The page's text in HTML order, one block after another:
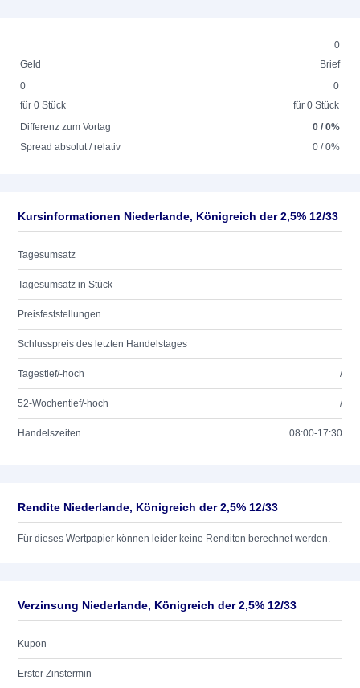
0
Geld
Brief
0
für 0 Stück
0
für 0 Stück
Differenz zum Vortag
0 / 0%
Spread absolut / relativ
0 / 0%
Kursinformationen Niederlande, Königreich der 2,5% 12/33
Tagesumsatz
Tagesumsatz in Stück
Preisfeststellungen
Schlusspreis des letzten Handelstages
Tagestief/-hoch /
52-Wochentief/-hoch /
Handelszeiten 08:00-17:30
Rendite Niederlande, Königreich der 2,5% 12/33
Für dieses Wertpapier können leider keine Renditen berechnet werden.
Verzinsung Niederlande, Königreich der 2,5% 12/33
Kupon
Erster Zinstermin